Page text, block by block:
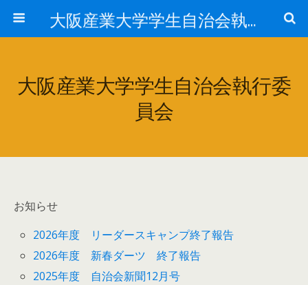
大阪産業大学学生自治会執行委員会
大阪産業大学学生自治会執行委
員会
お知らせ
2026年度 リーダースキャンプ終了報告
2026年度 新春ダーツ 終了報告
2025年度 自治会新聞12月号